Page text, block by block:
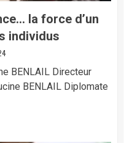
la force d’un
individus
BENLAIL Directeur
BENLAIL Diplomate